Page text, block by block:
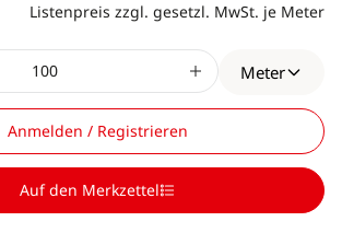
Listenpreis zzgl. gesetzl. MwSt. je Meter
Meter
Anmelden / Registrieren
Auf den Merkzettel